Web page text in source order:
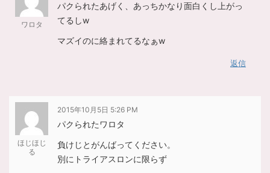
ワロタ
パクられたあげく、あっちかなり面白くし上がっ
てるしw
マズイのに絡まれてるなぁw
返信
ほじほじ
る
2015年10月5日 5:26 PM
パクられたワロタ
負けじとがんばってください。
別にトライアスロンに限らず